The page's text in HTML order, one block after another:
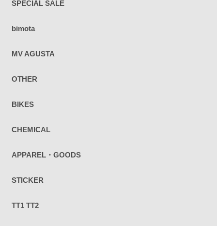
SPECIAL SALE
bimota
MV AGUSTA
OTHER
BIKES
CHEMICAL
APPAREL・GOODS
STICKER
TT1 TT2